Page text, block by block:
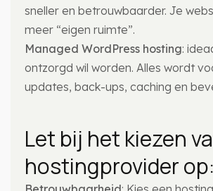
sneller en betrouwbaarder. Je
meer “eigen ruimte”.
Managed WordPress hosting:
ontzorgd wil worden. Alles wordt
updates, back-ups, caching en
Let bij het kiezen
hostingprovider op: